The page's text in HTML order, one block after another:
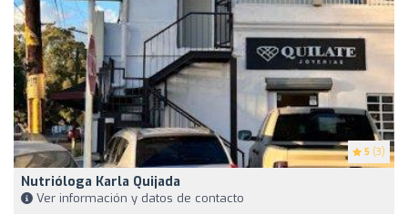
5 (3)
Nutrióloga Karla Quijada
Ver información y datos de contacto